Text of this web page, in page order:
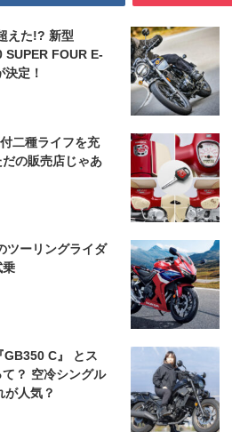
えた!? 新型
FOUR E-
定！
二種ライフを充
の販売店じゃあ
ツーリングライダ
乗
GB350 C』 とス
？ 空冷シングル
が人気？